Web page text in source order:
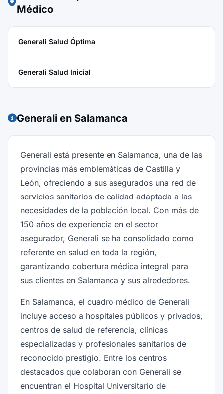
Médico
Generali Salud Óptima
Generali Salud Inicial
Generali en Salamanca
Generali está presente en Salamanca, una de las
provincias más emblemáticas de Castilla y
León, ofreciendo a sus asegurados una red de
servicios sanitarios de calidad adaptada a las
necesidades de la población local. Con más de
150 años de experiencia en el sector
asegurador, Generali se ha consolidado como
referente en salud en toda la región,
garantizando cobertura médica integral para
sus clientes en Salamanca y sus alrededores.
En Salamanca, el cuadro médico de Generali
incluye acceso a hospitales públicos y privados,
centros de salud de referencia, clínicas
especializadas y profesionales sanitarios de
reconocido prestigio. Entre los centros
destacados que colaboran con Generali se
encuentran el Hospital Universitario de